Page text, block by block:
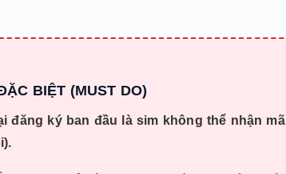
BIỆT (MUST DO)
đăng ký ban đầu là sim không thể nhận mã